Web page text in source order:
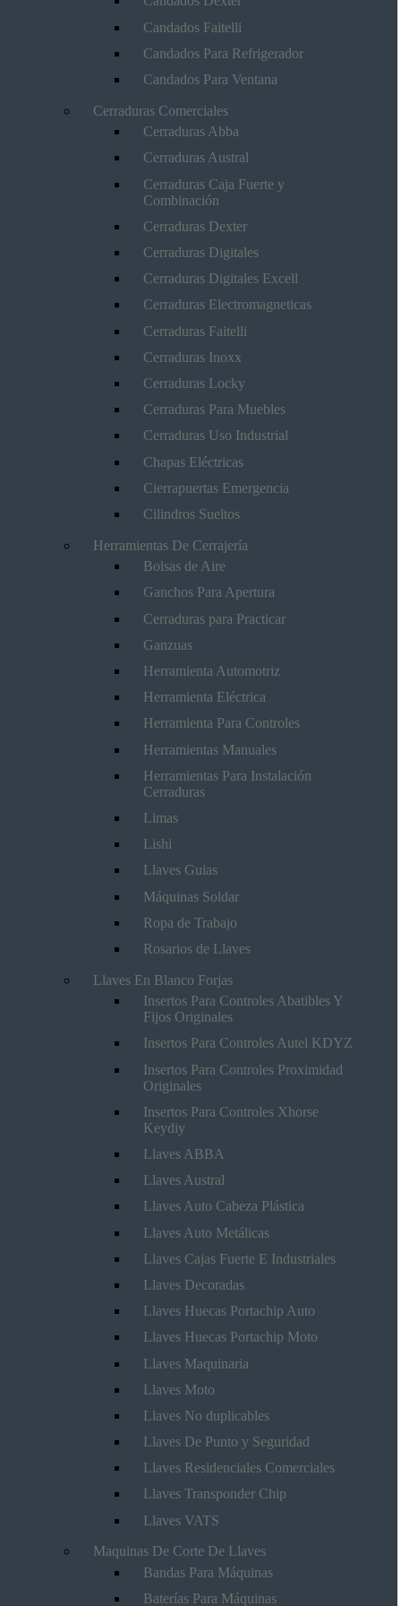
Candados Faitelli
Candados Para Refrigerador
Candados Para Ventana
Cerraduras Comerciales
Cerraduras Abba
Cerraduras Austral
Cerraduras Caja Fuerte y
Combinación
Cerraduras Dexter
Cerraduras Digitales
Cerraduras Digitales Excell
Cerraduras Electromagneticas
Cerraduras Faitelli
Cerraduras Inoxx
Cerraduras Locky
Cerraduras Para Muebles
Cerraduras Uso Industrial
Chapas Eléctricas
Cierrapuertas Emergencia
Cilindros Sueltos
Herramientas De Cerrajería
Bolsas de Aire
Ganchos Para Apertura
Cerraduras para Practicar
Ganzuas
Herramienta Automotriz
Herramienta Eléctrica
Herramienta Para Controles
Herramientas Manuales
Herramientas Para Instalación
Cerraduras
Limas
Lishi
Llaves Guias
Máquinas Soldar
Ropa de Trabajo
Rosarios de Llaves
Llaves En Blanco Forjas
Insertos Para Controles Abatibles Y
Fijos Originales
Insertos Para Controles Autel KDYZ
Insertos Para Controles Proximidad
Originales
Insertos Para Controles Xhorse
Keydiy
Llaves ABBA
Llaves Austral
Llaves Auto Cabeza Plástica
Llaves Auto Metálicas
Llaves Cajas Fuerte E Industriales
Llaves Decoradas
Llaves Huecas Portachip Auto
Llaves Huecas Portachip Moto
Llaves Maquinaria
Llaves Moto
Llaves No duplicables
Llaves De Punto y Seguridad
Llaves Residenciales Comerciales
Llaves Transponder Chip
Llaves VATS
Maquinas De Corte De Llaves
Bandas Para Máquinas
Baterías Para Máquinas